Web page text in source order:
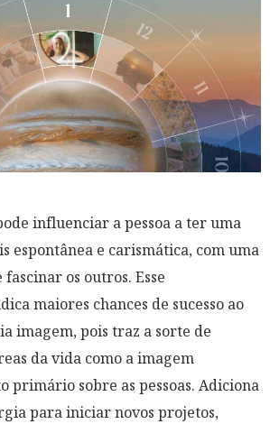
influenciar a pessoa a ter uma
espontânea e carismática, com uma
os outros. Esse
maiores chances de sucesso ao
imagem, pois traz a sorte de
da vida como a imagem
primário sobre as pessoas. Adiciona
para iniciar novos projetos,